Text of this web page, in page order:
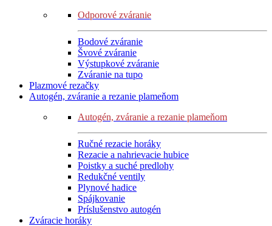
Odporové zváranie
Bodové zváranie
Švové zváranie
Výstupkové zváranie
Zváranie na tupo
Plazmové rezačky
Autogén, zváranie a rezanie plameňom
Autogén, zváranie a rezanie plameňom
Ručné rezacie horáky
Rezacie a nahrievacie hubice
Poistky a suché predlohy
Redukčné ventily
Plynové hadice
Spájkovanie
Príslušenstvo autogén
Zváracie horáky